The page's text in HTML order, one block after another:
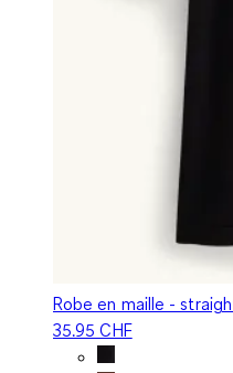
Robe en maille -
35.95 CHF